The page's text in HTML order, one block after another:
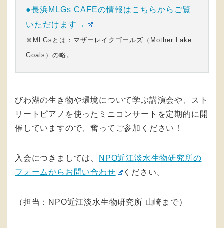
●長浜MLGs CAFEの情報はこちらからご覧
いただけます→
※MLGsとは：マザーレイクゴールズ（Mother Lake
Goals）の略。
びわ湖の生き物や環境について学ぶ講演会や、スト
リートピアノを使ったミニコンサートを定期的に開
催していますので、奮ってご参加ください！
入会につきましては、
NPO近江淡水生物研究所の
フォームからお問い合わせ
ください。
（担当：NPO近江淡水生物研究所 山崎まで）